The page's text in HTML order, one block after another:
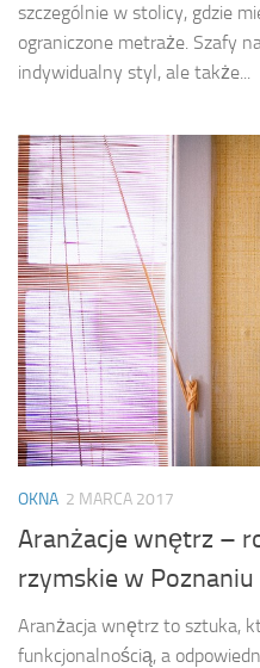
szczególnie w stolicy, gdzie
ograniczone metraże. Szafy
indywidualny styl, ale także...
OKNA 2 MARCA 2017
Aranżacje wnętrz –
rzymskie w Poznaniu
Aranżacja wnętrz to sztuka,
funkcjonalnością, a